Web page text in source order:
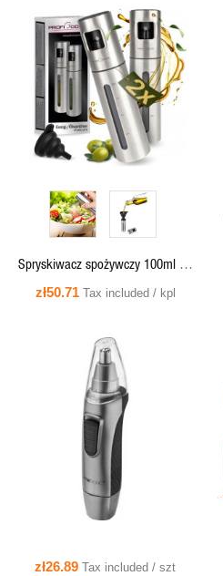
QUICK VIEW
Spryskiwacz spożywczy 100ml do
oleju, oliwy, octu - EOS 1270, kpl.2
zł50.71 Tax included / kpl
QUICK VIEW
zł26.89 Tax included / szt